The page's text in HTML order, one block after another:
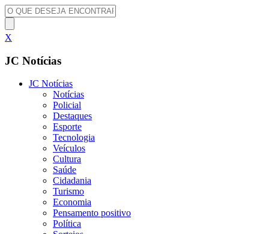
X
JC Notícias
JC Notícias
Notícias
Policial
Destaques
Esporte
Tecnologia
Veículos
Cultura
Saúde
Cidadania
Turismo
Economia
Pensamento positivo
Política